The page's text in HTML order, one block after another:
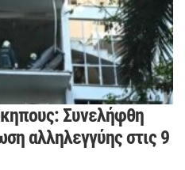
Συνελήφθη
αλληλεγγύης στις 9